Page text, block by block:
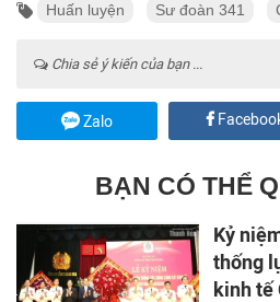
Huấn luyện Sư đoàn 341
Chia sẻ ý kiến của bạn ...
Zalo
BẠN CÓ THỂ
Kỷ
thống
kinh tế